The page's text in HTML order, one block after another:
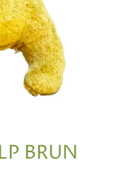
BRUN